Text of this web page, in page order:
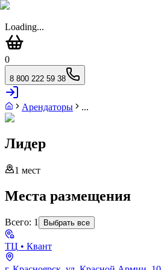
Loading...
0
8 800 222 59 38
Арендаторы ...
Лидер
1 мест
Места размещения
Всего: 1 Выбрать все
ТЦ • Квант